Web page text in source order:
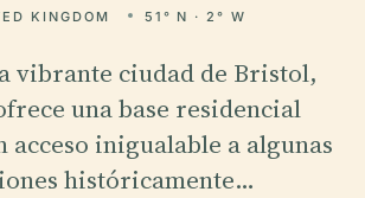
KINGDOM 51° N · 2° W
vibrante ciudad de Bristol,
una base residencial
inigualable a algunas
históricamente…